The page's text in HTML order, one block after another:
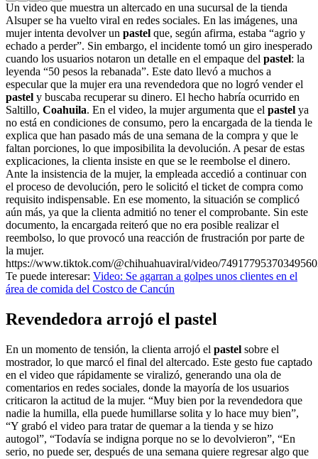
Un video que muestra un altercado en una sucursal de la tienda
Alsuper se ha vuelto viral en redes sociales. En las imágenes, una
mujer intenta devolver un pastel que, según afirma, estaba “agrio y
echado a perder”. Sin embargo, el incidente tomó un giro inesperado
cuando los usuarios notaron un detalle en el empaque del pastel: la
leyenda “50 pesos la rebanada”. Este dato llevó a muchos a
especular que la mujer era una revendedora que no logró vender el
pastel y buscaba recuperar su dinero. El hecho habría ocurrido en
Saltillo, Coahuila. En el video, la mujer argumenta que el pastel ya
no está en condiciones de consumo, pero la encargada de la tienda le
explica que han pasado más de una semana de la compra y que le
faltan porciones, lo que imposibilita la devolución. A pesar de estas
explicaciones, la clienta insiste en que se le reembolse el dinero.
Ante la insistencia de la mujer, la empleada accedió a continuar con
el proceso de devolución, pero le solicitó el ticket de compra como
requisito indispensable. En ese momento, la situación se complicó
aún más, ya que la clienta admitió no tener el comprobante. Sin este
documento, la encargada reiteró que no era posible realizar el
reembolso, lo que provocó una reacción de frustración por parte de
la mujer.
https://www.tiktok.com/@chihuahuaviral/video/
Te puede interesar: Video: Se agarran a golpes unos clientes en el
área de comida del Costco de Cancún
Revendedora arrojó el pastel
En un momento de tensión, la clienta arrojó el pastel sobre el
mostrador, lo que marcó el final del altercado. Este gesto fue captado
en el video que rápidamente se viralizó, generando una ola de
comentarios en redes sociales, donde la mayoría de los usuarios
criticaron la actitud de la mujer. “Muy bien por la revendedora que
nadie la humilla, ella puede humillarse solita y lo hace muy bien”,
“Y grabó el video para tratar de quemar a la tienda y se hizo
autogol”, “Todavía se indigna porque no se lo devolvieron”, “En
serio, no puede ser, después de una semana quiere regresar algo que